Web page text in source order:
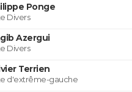
Ponge
Divers
Azergui
Divers
Terrien
d'extrême-gauche